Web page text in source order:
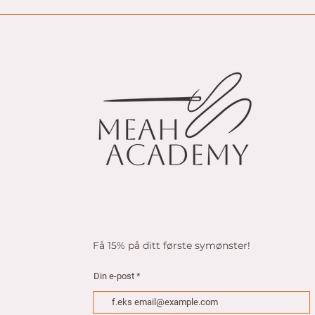
Få 15% på ditt første symønster!
Din e-post